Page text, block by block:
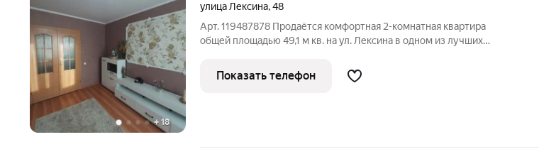
+ 18
улица Лексина,48
Арт. 119487878 Продаётся комфортная 2-комнатная квартира
общей площадью 49,1 м кв. на ул. Лексина в одном из лучших
этаж 9-этажного «консолевского» дома 2005 г.п. Расположена в
середине
Показать телефон